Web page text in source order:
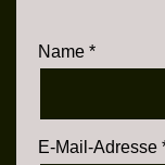
Name *
E-Mail-Adresse